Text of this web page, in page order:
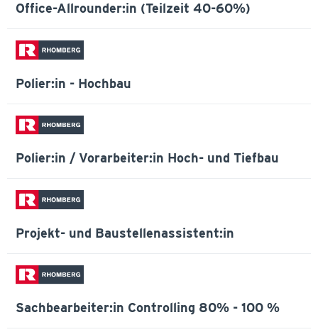
Office-Allrounder:in (Teilzeit 40-60%)
Polier:in - Hochbau
Polier:in / Vorarbeiter:in Hoch- und Tiefbau
Projekt- und Baustellenassistent:in
Sachbearbeiter:in Controlling 80% - 100 %